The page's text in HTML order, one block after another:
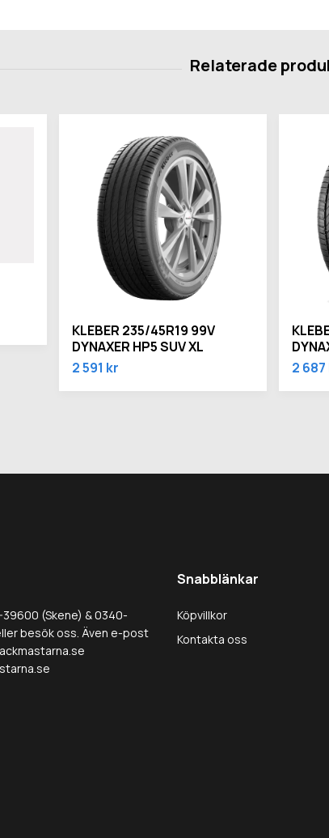
KLEBER 235/45R19 99V
DYNAXER HP5 SUV XL
2 591 kr
2 687
(Skene) & 0340-
besök oss. Även e-post
Snabblänkar
Köpvillkor
Kontakta oss